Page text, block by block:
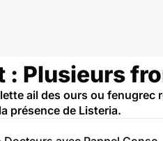
: Plusieurs
ail des ours ou
présence de Listeria.